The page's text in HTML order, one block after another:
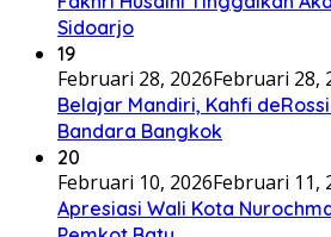
Sidoarjo
19
Februari 28, 2026Februari 28,
Belajar Mandiri, Kahfi
Bandara Bangkok
20
Februari 10, 2026Februari 11,
Apresiasi Wali Kota